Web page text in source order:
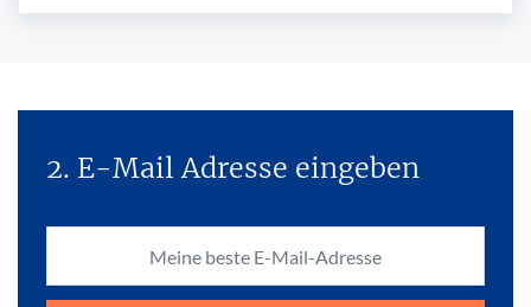
2. E-Mail Adresse eingeben